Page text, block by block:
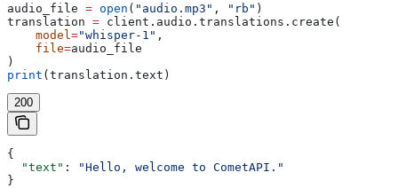
audio_file = open ( "audio.mp3" , "rb" )
translation = client.audio.translations.create(
    model
="whisper-1" ,
    file
=audio_file
)
print (translation.text)
200
{
  "text"
:
"Hello, welcome to CometAPI."
}